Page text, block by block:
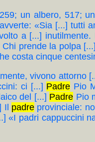
un albero, 517;
«Sia [...] tutti
a [...]
prende la polpa
costa cinque
vivono attorno
ci [...] Padre Pio
del [...] Padre Pio
Il padre provinciale:
«I padri cappuccini